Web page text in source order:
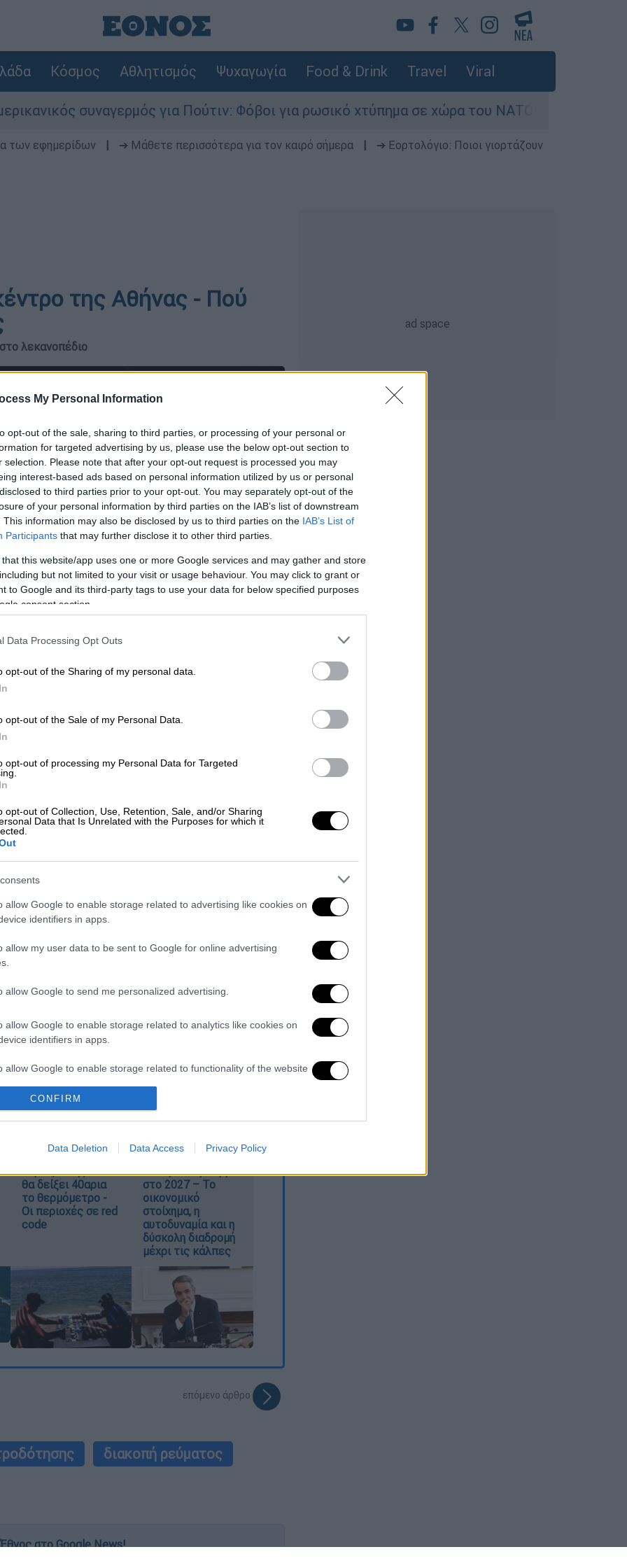
My Personal Information
opt-out of the sale, sharing to third parties, or processing of your personal or
for targeted advertising by us, please use the below opt-out section to
selection. Please note that after your opt-out request is processed you may
interest-based ads based on personal information utilized by us or personal
to third parties prior to your opt-out. You may separately opt-out of the
of your personal information by third parties on the IAB’s list of downstream
This information may also be disclosed by us to third parties on the IAB’s List of
Participants that may further disclose it to other third parties.
that this website/app uses one or more Google services and may gather and store
but not limited to your visit or usage behaviour. You may click to grant or
to Google and its third-party tags to use your data for below specified purposes
consent section.
Data Processing Opt Outs
opt-out of the Sharing of my personal data.
opt-out of the Sale of my Personal Data.
opt-out of processing my Personal Data for Targeted
opt-out of Collection, Use, Retention, Sale, and/or Sharing
Data that Is Unrelated with the Purposes for which it
allow Google to enable storage related to advertising like cookies on
identifiers in apps.
allow my user data to be sent to Google for online advertising
allow Google to send me personalized advertising.
allow Google to enable storage related to analytics like cookies on
identifiers in apps.
allow Google to enable storage related to functionality of the website
allow Google to enable storage related to personalization.
allow Google to enable storage related to security, including
CONFIRM
Data Deletion Data Access Privacy Policy
Κόσμος Αθλητισμός Ψυχαγωγία Food & Drink Travel Viral
συναγερμός για Πούτιν: Φόβοι για ρωσικό χτύπημα σε χώρα του ΝΑΤΟ - Τα βασικά
των εφημερίδων ➔ Μάθετε περισσότερα για τον καιρό σήμερα
➔ Εορτολόγιο: Ποιοι γιορτάζουν
της Αθήνας - Πού
λεκανοπέδιο
ΠΑΝΑΓΟΠΟΥΛΟΣ)
να αντιμετωπίζουνπροβλήματα
και Φιλοθέη - Προβλήματα και
πέριξ της Ακρόπολης
8 το βράδυ της Πέμπτης (24/7), οι
στοσκοτάδι
οι οδοί:Διονυσίου Αρεοπαγίτου,
κύμα ζέστης: Πού
θα δείξει 40αρια
το θερμόμετρο -
Οι περιοχές σε red
code
Μητσοτάκης στη
ΔΕΘ με το βλέμμα
στο 2027 – Το
οικονομικό
στοίχημα, η
αυτοδυναμία και η
δύσκολη διαδρομή
μέχρι τις κάλπες
επόμενο άρθρο
διακοπή ρεύματος
στο Google News!